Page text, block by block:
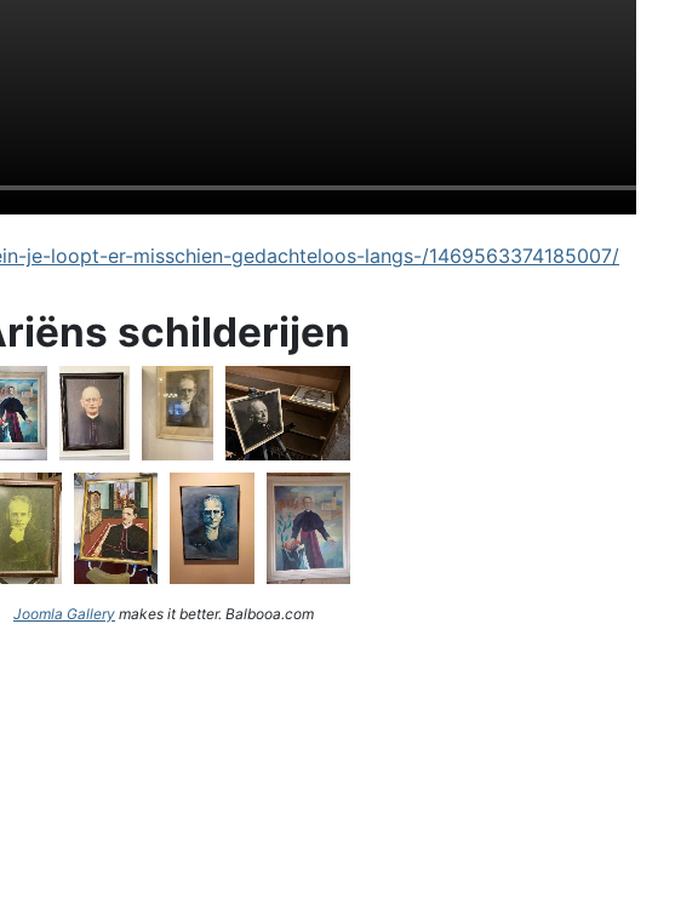
je-loopt-er-misschien-gedachteloos-langs-/1469563374185007/
schilderijen
Joomla Gallery makes it better. Balbooa.com